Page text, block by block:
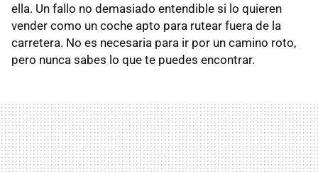
ella. Un fallo no demasiado entendible si lo quieren
vender como un coche apto para rutear fuera de la
carretera. No es necesaria para ir por un camino roto,
pero nunca sabes lo que te puedes encontrar.